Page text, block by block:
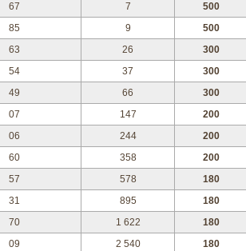
67 7
500
85 9
500
63 26
300
54 37
300
49 66
300
07 147
200
06 244
200
60 358
200
57 578
180
31 895
180
70 1 622
180
09 2 540
180